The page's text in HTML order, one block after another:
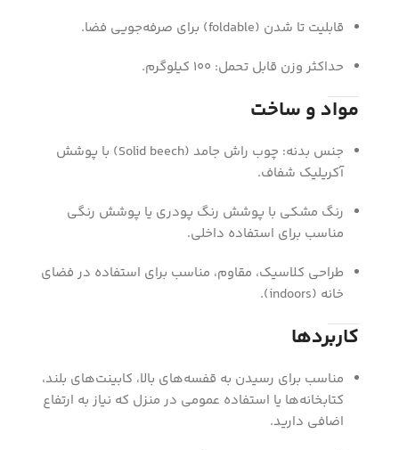
قابلیت تا شدن (foldable) برای صرفه‌جویی فضا.
حداکثر وزن قابل تحمل: 100 کیلوگرم.
مواد و ساخت
جنس بدنه: چوب راش جامد (Solid beech) با پوشش
آکریلیک شفاف.
رنگ مشکی با پوشش رنگ پودری یا پوشش رنگی
مناسب برای استفاده داخلی.
طراحی کلاسیک، مقاوم، مناسب برای استفاده در فضای
خانه (indoors).
کاربردها
مناسب برای رسیدن به قفسه‌های بالا، کابینت‌های بلند،
کتابخانه‌ها یا استفاده عمومی در منزل که نیاز به ارتفاع
اضافی دارید.